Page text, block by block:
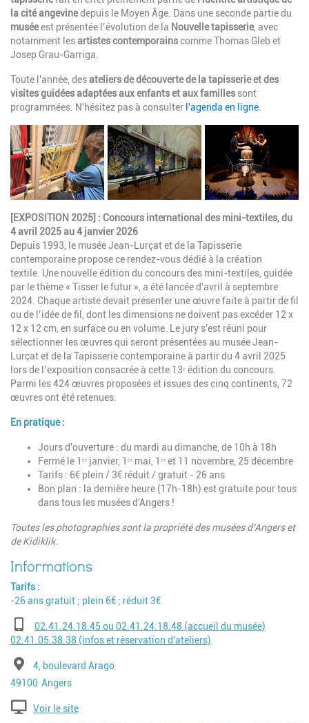
la cité angevinedepuis le Moyen Âge. Dans une seconde partie du
muséeest présentée l’évolution de la Nouvelle tapisserie, avec
notamment lesartistes contemporainscomme Thomas Gleb et
Josep Grau-Garriga.
Toute l'année, desateliers de découverte de la tapisserie et des
visites guidées adaptées aux enfants et aux familles sont
programmées. N'hésitez pas à consulter l'agenda en ligne
[EXPOSITION 2025] : Concours international des mini-textiles, du
4 avril 2025 au 4 janvier 2026
Depuis 1993, le musée Jean-Lurçat et de la Tapisserie
contemporaine propose ce rendez-vous dédié à la création
textile. Une nouvelle édition du concours des mini-textiles, guidée
par le thème « Tisser le futur », a été lancée d'avril à septembre
2024. Chaque artiste devait présenter une œuvre faite à partir de fil
ou de l’idée de fil, dont les dimensions ne doivent pas excéder 12 x
12 x 12 cm, en surface ou en volume. Le jury s'est réuni pour
sélectionner les œuvres qui seront présentées au musée Jean-
Lurçat et de la Tapisserie contemporaine à partir du 4 avril 2025
lors de l’exposition consacrée à cette 13ᵉ édition du concours.
Parmi les 424 œuvres proposées et issues des cinq continents, 72
œuvres ont été retenues.
En pratique :
Jours d'ouverture : du mardi au dimanche, de 10h à 18h
Fermé le 1ᵉʳ janvier, 1ᵉʳ mai, 1ᵉʳ et 11 novembre, 25 décembre
Tarifs : 6€ plein / 3€ réduit / gratuit - 26 ans
Bon plan : la dernière heure (17h-18h) est gratuite pour tous
dans tous les musées d'Angers !
Toutes les photographies sont la propriété des musées d’Angers et
de Kidiklik.
Tarifs
-26 ans gratuit ; plein 6€ ; réduit 3€
Téléphone02.41.24.18.45 ou 02.41.24.18.48 (accueil du musée)
02.41.05.38.38 (infos et réservation d'ateliers)
Adresse4, boulevard Arago
Code postal
49100 Ville
Angers
Voir le site